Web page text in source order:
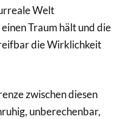
Welt
Traum hält und die
die Wirklichkeit
zwischen diesen
unberechenbar,